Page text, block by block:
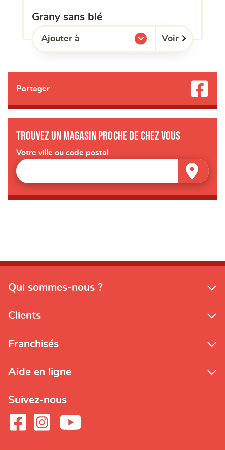
grany sans blé
Ajouter à
l'une de mes listes. Voir
Partager
Trouvez un magasin proche de chez vous
Votre ville ou code postal
Qui sommes-nous ?
Clients
Franchisés
Aide en ligne
Suivez-nous